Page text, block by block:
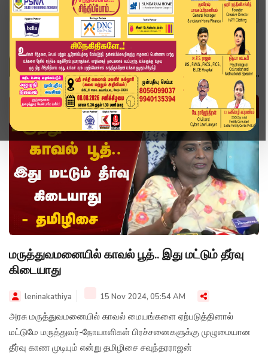
Home Topics தமிழிசை சவுந்தரராஜன்
தமிழிசை சவுந்தரராஜன்
வீடியோ ஸ்டோரி
மருத்துவமனையில் காவல் பூத்.. இது மட்டும் தீர்வு
கிடையாது
leninakathiya 15 Nov 2024, 05:54 AM
அரசு மருத்துவமனையில் காவல் மையங்களை ஏற்படுத்தினால்
மட்டுமே மருத்துவர்-நோயாளிகள் பிரச்சனைகளுக்கு முழுமையான
தீர்வு காண முடியும் என்று தமிழிசை சவுந்தரராஜன்